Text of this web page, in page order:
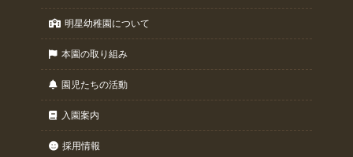
明星幼稚園について
本園の取り組み
園児たちの活動
入園案内
採用情報